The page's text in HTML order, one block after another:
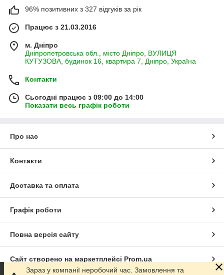
96% позитивних з 327 відгуків за рік
Працює з 21.03.2016
м. Дніпро
Дніпропетровська обл., місто Дніпро, ВУЛИЦЯ
КУТУЗОВА, будинок 16, квартира 7, Дніпро, Україна
Контакти
Сьогодні працює з 09:00 до 14:00
Показати весь графік роботи
Про нас
Контакти
Доставка та оплата
Графік роботи
Повна версія сайту
Сайт створено на маркетплейсі Prom.ua
Зараз у компанії неробочий час. Замовлення та